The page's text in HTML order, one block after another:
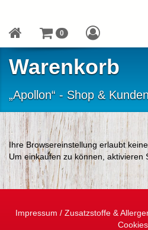
0
Warenkorb
„Apollon“ - Shop &
Ihre Browsereinstellung erlaubt
Um einkaufen zu können, aktivieren
Impressum / Zusatzstoffe &
Cookies